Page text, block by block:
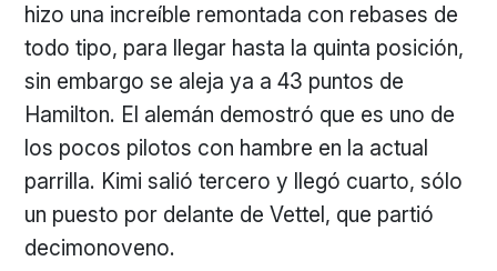
hizo una increíble remontada con rebases de
todo tipo, para llegar hasta la quinta posición,
sin embargo se aleja ya a 43 puntos de
Hamilton. El alemán demostró que es uno de
los pocos pilotos con hambre en la actual
parrilla. Kimi salió tercero y llegó cuarto, sólo
un puesto por delante de Vettel, que partió
decimonoveno.